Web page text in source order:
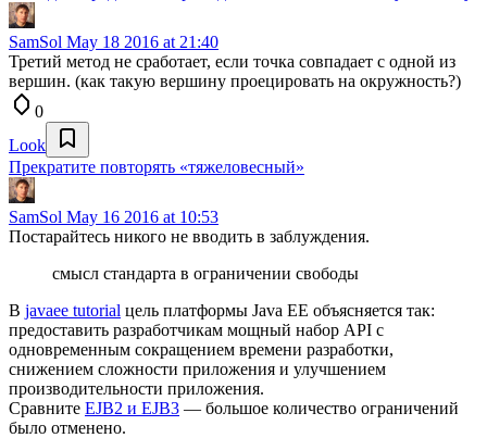
SamSol May 18 2016 at 21:40
Третий метод не сработает, если точка совпадает с одной из
вершин. (как такую вершину проецировать на окружность?)
0
Look
Прекратите повторять «тяжеловесный»
SamSol May 16 2016 at 10:53
Постарайтесь никого не вводить в заблуждения.
смысл стандарта в ограничении свободы
В javaee tutorial цель платформы Java EE объясняется так:
предоставить разработчикам мощный набор API с
одновременным сокращением времени разработки,
снижением сложности приложения и улучшением
производительности приложения.
Сравните EJB2 и EJB3 — большое количество ограничений
было отменено.